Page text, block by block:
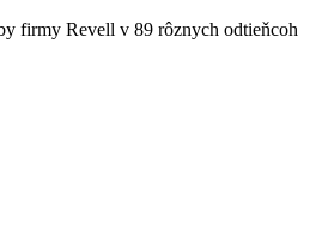
firmy Revell v 89 rôznych odtieňcoh